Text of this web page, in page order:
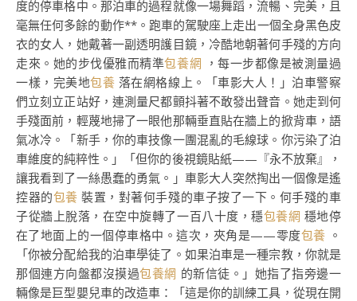
度的停車格中。那泊車的過程就像一場舞蹈，流暢、完美，且
毫無任何多餘的動作**。跑車的駕駛座上走出一個全身黑色皮
衣的女人，她戴著一副透明護目鏡，冷酷地朝著何手殘的方向
走來。她的步伐優雅而精準包養網 ，每一步都像是被測量過
一樣，完美地包養 落在網格線上。「車影大人！」泊車警察
們立刻立正站好，連測量尺都顫抖著不敢發出聲音。她走到何
手殘面前，輕蔑地掃了一眼他那輛垂直貼在牆上的掀背車，語
氣冰冷。「新手，你的車技像一團混亂的毛線球。你污染了泊
車維度的純粹性。」「但你的後視鏡貼紙——『永不放棄』，
讓我看到了一絲愚蠢的勇氣。」車影大人突然掏出一個像是遙
控器的包養 裝置，對著何手殘的車子按了一下。何手殘的車
子從牆上脫落，在空中旋轉了一百八十度，穩包養網 穩地停
在了地面上的一個停車格中。這次，夾角是——零度包養 。
「你被分配給我的泊車學徒了。如果泊車是一種宗教，你就是
那個連方向盤都沒摸過包養網 的新信徒。」她指了指旁邊一
輛像是巨型嬰兒車的改造車：「這是你的訓練工具，從現在開